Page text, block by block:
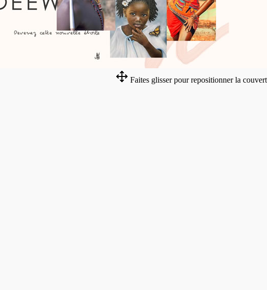
Faites glisser pour repositionner la